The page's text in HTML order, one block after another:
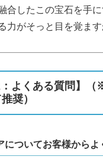
合したこの宝石を手
力がそっと目を覚ます
よくある質問】（
奨）
についてお客様からよ